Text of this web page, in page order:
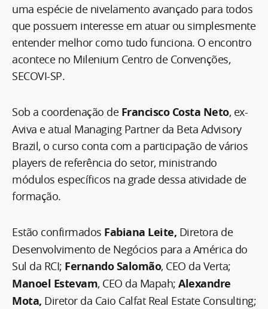
uma espécie de nivelamento avançado para todos
que possuem interesse em atuar ou simplesmente
entender melhor como tudo funciona. O encontro
acontece no Milenium Centro de Convenções,
SECOVI-SP.
Sob a coordenação de Francisco Costa Neto, ex-
Aviva e atual Managing Partner da Beta Advisory
Brazil, o curso conta com a participação de vários
players de referência do setor, ministrando
módulos específicos na grade dessa atividade de
formação.
Estão confirmados Fabiana Leite, Diretora de
Desenvolvimento de Negócios para a América do
Sul da RCI; Fernando Salomão, CEO da Verta;
Manoel Estevam, CEO da Mapah; Alexandre
Mota, Diretor da Caio Calfat Real Estate Consulting;